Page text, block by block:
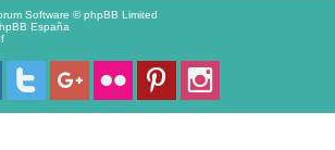
Software © phpBB Limited
España